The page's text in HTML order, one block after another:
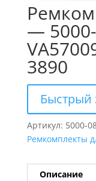
—
3890
Быстрый
Артикул: 5000-
Ремкомплекты
Описание